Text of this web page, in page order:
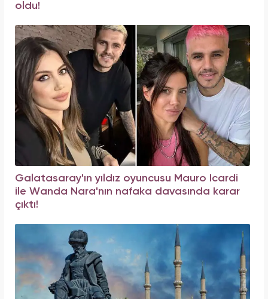
oldu!
Galatasaray'ın yıldız oyuncusu Mauro Icardi
ile Wanda Nara'nın nafaka davasında karar
çıktı!